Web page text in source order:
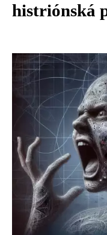
histriónská